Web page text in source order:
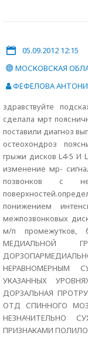
05.09.2012 12:15
МОСКОВСКАЯ
ФЕФЕЛОВА
здравствуйте
сделала мрт
поставили диагноз
остеохондроз
грыжи дисков L4-5 И
изменение мр-
позвонков с
понижением
межпозвонковых
м/п промежутков,
МЕДИАЛЬНОЙ
НЕРАВНОМЕРНЫМ
УКАЗАННЫХ
ДОРЗАЛЬНАЯ
ОТД СПИННОГО
НЕЗНАЧИТЕЛЬНО
ПРИЗНАКАМИ